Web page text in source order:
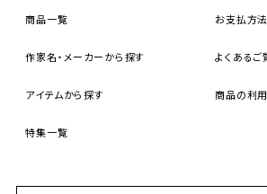
商品一覧
作家名・メーカーから探す
アイテムから探す
特集一覧
お支払方
よくあるご
商品の利